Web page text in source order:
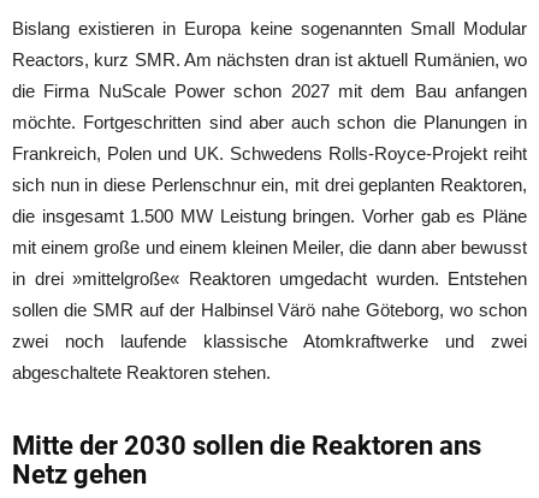
Bislang existieren in Europa keine sogenannten Small Modular
Reactors, kurz SMR. Am nächsten dran ist aktuell Rumänien, wo
die Firma NuScale Power schon 2027 mit dem Bau anfangen
möchte. Fortgeschritten sind aber auch schon die Planungen in
Frankreich, Polen und UK. Schwedens Rolls-Royce-Projekt reiht
sich nun in diese Perlenschnur ein, mit drei geplanten Reaktoren,
die insgesamt 1.500 MW Leistung bringen. Vorher gab es Pläne
mit einem große und einem kleinen Meiler, die dann aber bewusst
in drei »mittelgroße« Reaktoren umgedacht wurden. Entstehen
sollen die SMR auf der Halbinsel Värö nahe Göteborg, wo schon
zwei noch laufende klassische Atomkraftwerke und zwei
abgeschaltete Reaktoren stehen.
Mitte der 2030 sollen die Reaktoren ans
Netz gehen